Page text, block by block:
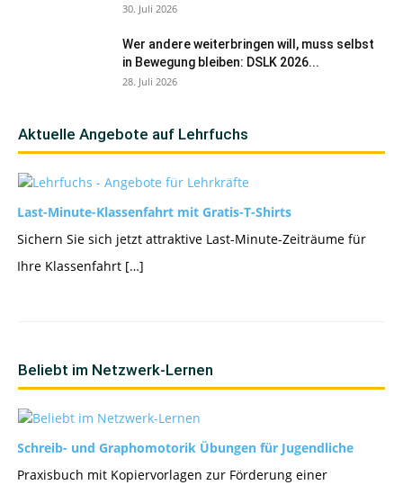
30. Juli 2026
Wer andere weiterbringen will, muss selbst
in Bewegung bleiben: DSLK 2026...
28. Juli 2026
Aktuelle Angebote auf Lehrfuchs
Last-Minute-Klassenfahrt mit Gratis-T-Shirts
Sichern Sie sich jetzt attraktive Last-Minute-Zeiträume für
Ihre Klassenfahrt […]
Beliebt im Netzwerk-Lernen
Schreib- und Graphomotorik Übungen für Jugendliche
Praxisbuch mit Kopiervorlagen zur Förderung einer